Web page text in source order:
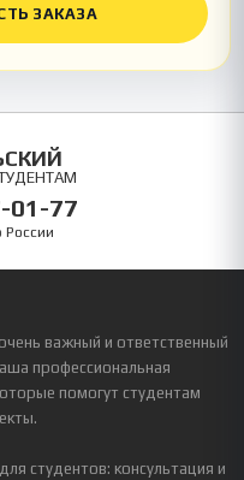
ЗАКАЗА
01-77
России
важный и ответственный
профессиональная
помогут студентам
студентов: консультация и